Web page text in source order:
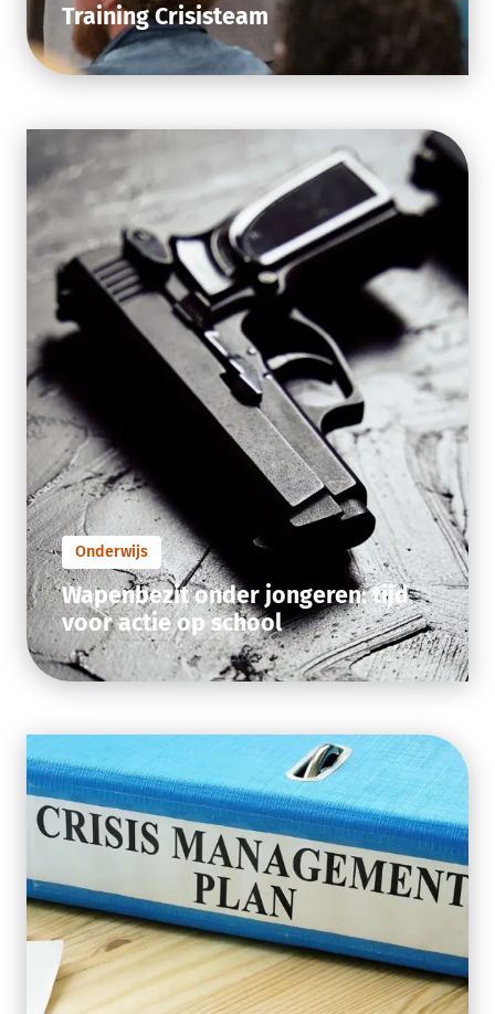
Training Crisisteam
Onderwijs
Wapenbezit onder jongeren: tijd
voor actie op school